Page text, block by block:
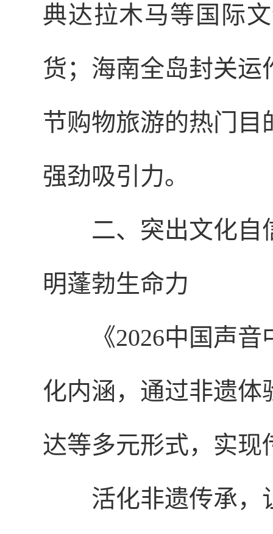
典达拉木马等国际
货；海南全岛封关
节购物旅游的热门
强劲吸引力。
二、突出文化自
明蓬勃生命力
《2026中国声
化内涵，通过非遗体
达等多元形式，实现
活化非遗传承，